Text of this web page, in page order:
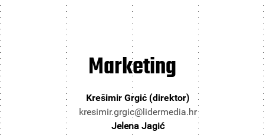
Marketing
Krešimir Grgić (direktor)
kresimir.grgic@lidermedia.hr
Jelena Jagić